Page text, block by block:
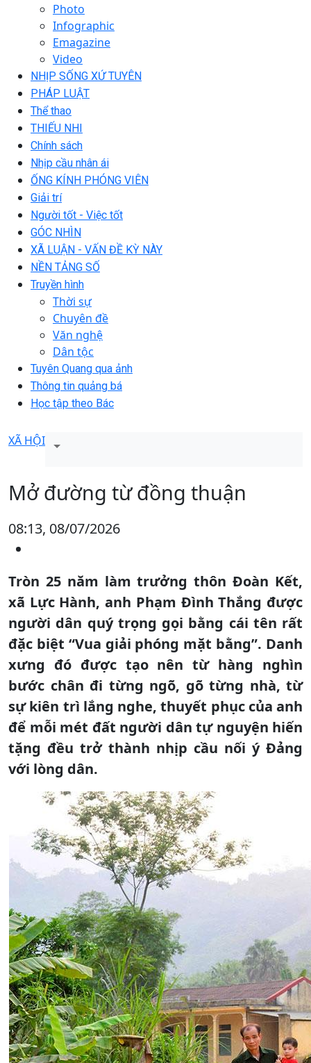
Photo
Infographic
Emagazine
Video
NHỊP SỐNG XỨ TUYÊN
PHÁP LUẬT
Thể thao
THIẾU NHI
Chính sách
Nhịp cầu nhân ái
ỐNG KÍNH PHÓNG VIÊN
Giải trí
Người tốt - Việc tốt
GÓC NHÌN
XÃ LUẬN - VẤN ĐỀ KỲ NÀY
NỀN TẢNG SỐ
Truyền hình
Thời sự
Chuyên đề
Văn nghệ
Dân tộc
Tuyên Quang qua ảnh
Thông tin quảng bá
Học tập theo Bác
XÃ HỘI
Mở đường từ đồng thuận
08:13, 08/07/2026
Tròn 25 năm làm trưởng thôn Đoàn Kết,
xã Lực Hành, anh Phạm Đình Thắng được
người dân quý trọng gọi bằng cái tên rất
đặc biệt “Vua giải phóng mặt bằng”. Danh
xưng đó được tạo nên từ hàng nghìn
bước chân đi từng ngõ, gõ từng nhà, từ
sự kiên trì lắng nghe, thuyết phục của anh
để mỗi mét đất người dân tự nguyện hiến
tặng đều trở thành nhịp cầu nối ý Đảng
với lòng dân.